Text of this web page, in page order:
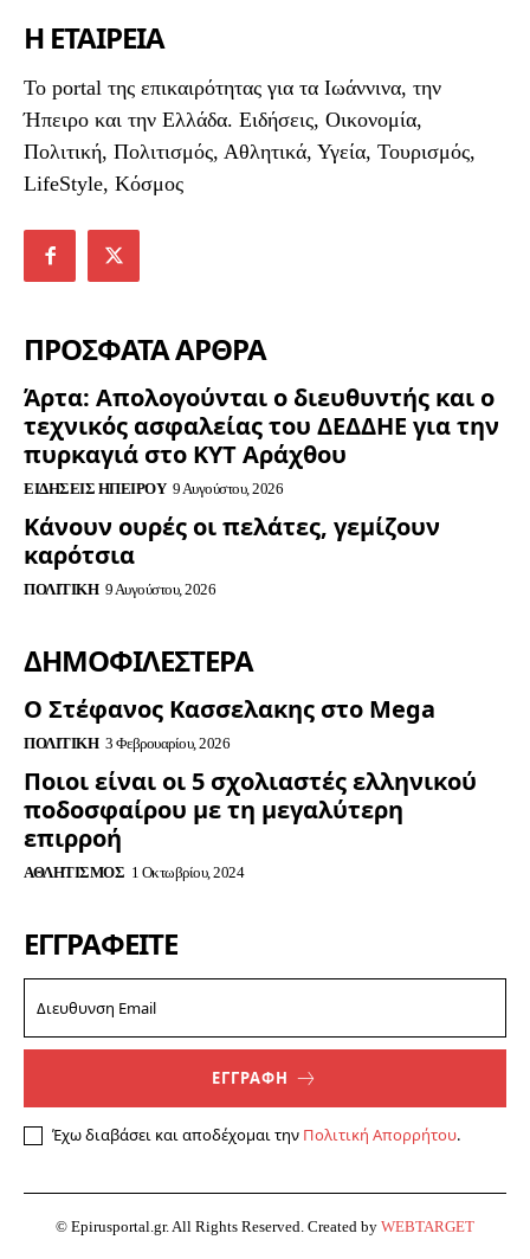
Η ΕΤΑΙΡΕΙΑ
To portal της επικαιρότητας για τα Ιωάννινα, την
Ήπειρο και την Ελλάδα. Ειδήσεις, Οικονομία,
Πολιτική, Πολιτισμός, Αθλητικά, Υγεία, Τουρισμός,
LifeStyle, Κόσμος
ΠΡΟΣΦΑΤΑ ΑΡΘΡΑ
Άρτα: Απολογούνται ο διευθυντής και ο
τεχνικός ασφαλείας του ΔΕΔΔΗΕ για την
πυρκαγιά στο ΚΥΤ Αράχθου
ΕΙΔΉΣΕΙΣ ΗΠΕΊΡΟΥ 9 Αυγούστου, 2026
Κάνουν ουρές οι πελάτες, γεμίζουν
καρότσια
ΠΟΛΙΤΙΚΉ 9 Αυγούστου, 2026
ΔΗΜΟΦΙΛΈΣΤΕΡΑ
Ο Στέφανος Κασσελακης στο Mega
ΠΟΛΙΤΙΚΉ 3 Φεβρουαρίου, 2026
Ποιοι είναι οι 5 σχολιαστές ελληνικού
ποδοσφαίρου με τη μεγαλύτερη
επιρροή
ΑΘΛΗΤΙΣΜΌΣ 1 Οκτωβρίου, 2024
ΕΓΓΡΑΦΕΊΤΕ
ΕΓΓΡΑΦΗ
Έχω διαβάσει και αποδέχομαι την Πολιτική Απορρήτου.
© Epirusportal.gr. All Rights Reserved. Created by WEBTARGET